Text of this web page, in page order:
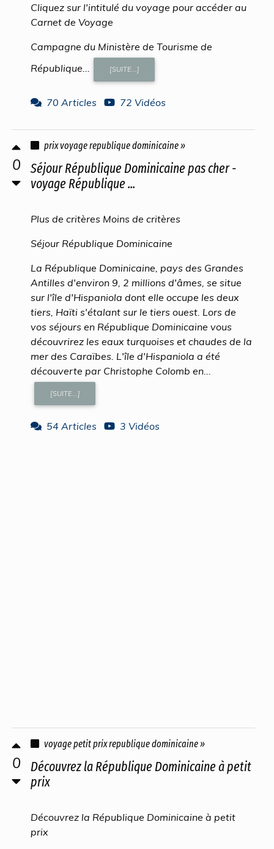
Cliquez sur l'intitulé du voyage pour accéder au
Carnet de Voyage
Campagne du Ministère de Tourisme de
République...
[SUITE...]
70 Articles 72 Vidéos
0
prix voyage republique dominicaine »
Séjour République Dominicaine pas cher -
voyage République ...
Plus de critères Moins de critères
Séjour République Dominicaine
La République Dominicaine, pays des Grandes
Antilles d'environ 9, 2 millions d'âmes, se situe
sur l'île d'Hispaniola dont elle occupe les deux
tiers, Haïti s'étalant sur le tiers ouest. Lors de
vos séjours en République Dominicaine vous
découvrirez les eaux turquoises et chaudes de la
mer des Caraïbes. L'île d'Hispaniola a été
découverte par Christophe Colomb en...
[SUITE...]
54 Articles 3 Vidéos
0
voyage petit prix republique dominicaine »
Découvrez la République Dominicaine à petit
prix
Découvrez la République Dominicaine à petit
prix